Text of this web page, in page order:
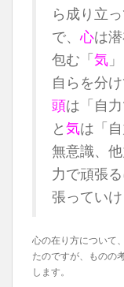
ら成り立っ
で、心は
包む「 気
自らを分
頭は「自
と 気は「
無意識、
力で頑張
張っていけ
心の在り方について
たのですが、ものの
します。